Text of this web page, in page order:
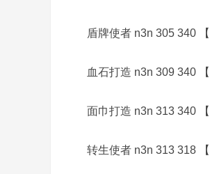
盾牌使者 n3n 305 340 【
血石打造 n3n 309 340 【
面巾打造 n3n 313 340 【
转生使者 n3n 313 318 【